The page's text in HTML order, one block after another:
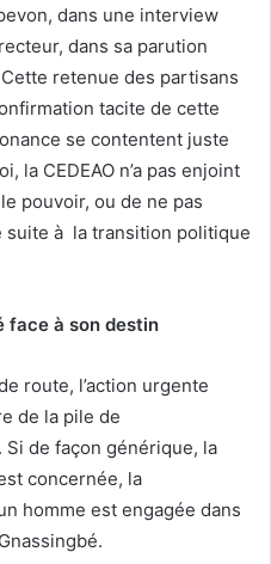
dans une interview
dans sa parution
retenue des partisans
tacite de cette
se contentent juste
la CEDEAO n’a pas enjoint
pouvoir, ou de ne pas
suite à la transition politique
face à son destin
route, l’action urgente
de la pile de
de façon générique, la
concernée, la
homme est engagée dans